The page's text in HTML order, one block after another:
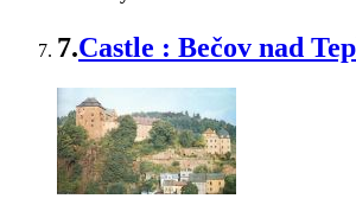
7.Castle : Bečov nad